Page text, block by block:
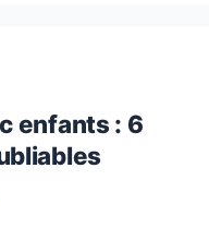
enfants : 6